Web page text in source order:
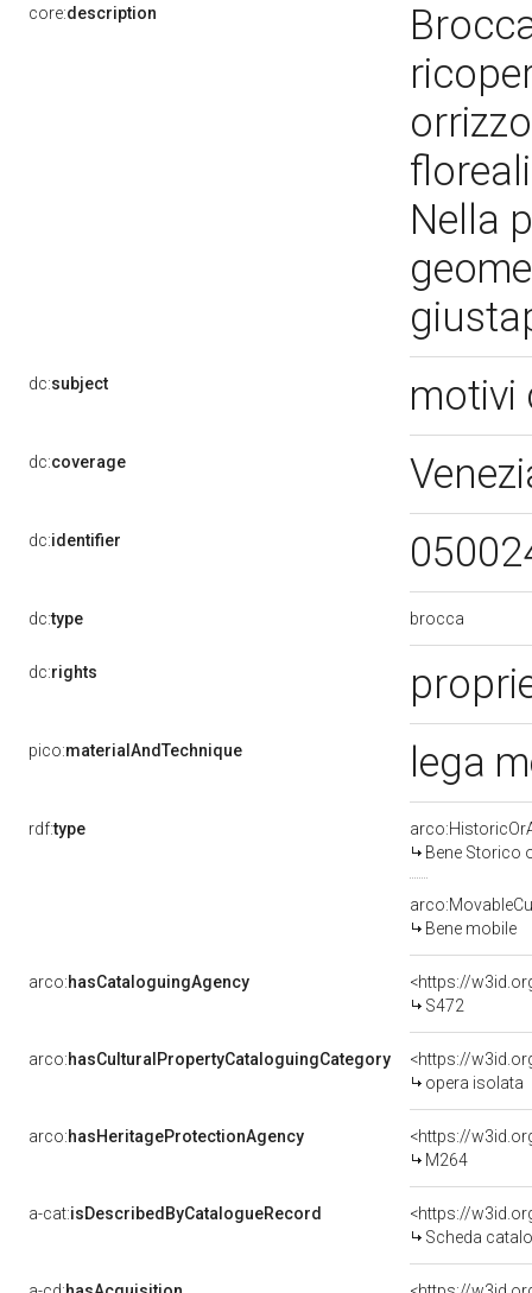
core:description
Nella
dc:subject motivi
dc:coverage
dc:identifier
dc:type brocca
dc:rights
pico:materialAndTechnique lega
rdf:type
Bene Storico
Bene mobile
arco:hasCataloguingAgency
<https://
S472
arco:hasCulturalPropertyCataloguingCategory
<https://
opera isolata
arco:hasHeritageProtectionAgency
<https://
M264
a-cat:isDescribedByCatalogueRecord
<https://
Scheda